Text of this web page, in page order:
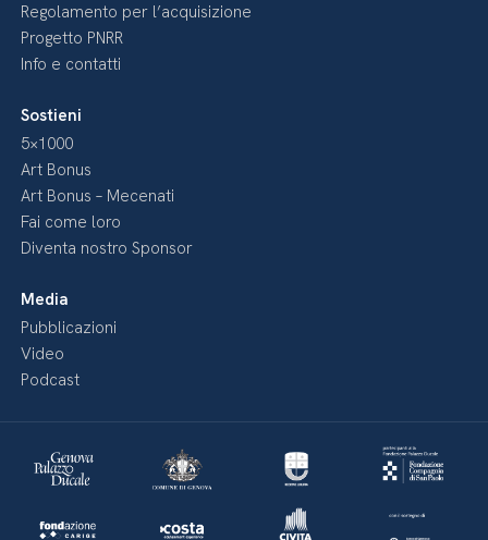
Regolamento per l’acquisizione
Progetto PNRR
Info e contatti
Sostieni
5×1000
Art Bonus
Art Bonus – Mecenati
Fai come loro
Diventa nostro Sponsor
Media
Pubblicazioni
Video
Podcast